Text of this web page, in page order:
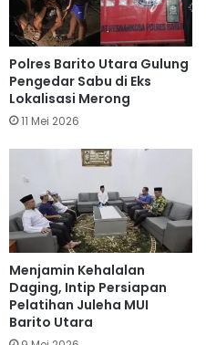
Polres Barito Utara Gulung
Pengedar Sabu di Eks
Lokalisasi Merong
11 Mei 2026
Menjamin Kehalalan
Daging, Intip Persiapan
Pelatihan Juleha MUI
Barito Utara